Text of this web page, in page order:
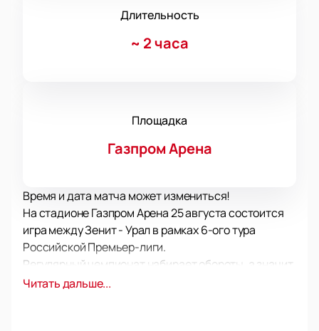
Длительность
~ 2 часа
Площадка
Газпром Арена
Время и дата матча может измениться!
На стадионе Газпром Арена 25 августа состоится
игра между Зенит - Урал в рамках 6-ого тура
Российской Премьер-лиги.
Регулярный чемпионат набирает обороты, а значит
нас ждет очередной матч турнира между двумя
Читать дальше...